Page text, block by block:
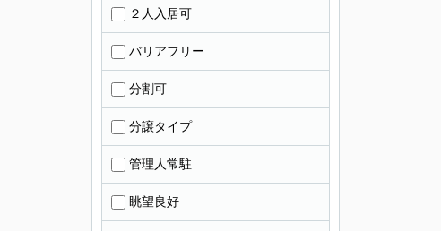
２人入居可
バリアフリー
分割可
分譲タイプ
管理人常駐
眺望良好